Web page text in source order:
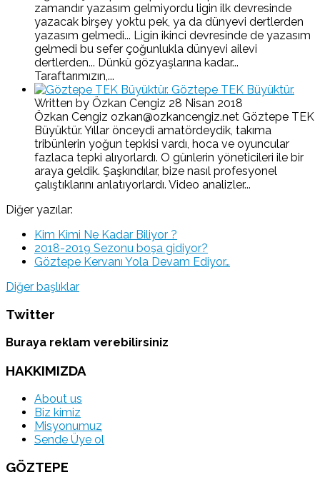
zamandır yazasım gelmiyordu ligin ilk devresinde
yazacak birşey yoktu pek, ya da dünyevi dertlerden
yazasım gelmedi... Ligin ikinci devresinde de yazasım
gelmedi bu sefer çoğunlukla dünyevi ailevi
dertlerden... Dünkü gözyaşlarına kadar...
Taraftarımızın,...
Göztepe TEK Büyüktür.
Written by Özkan Cengiz 28 Nisan 2018
Özkan Cengiz ozkan@ozkancengiz.net Göztepe TEK
Büyüktür. Yıllar önceydi amatördeydik, takıma
tribünlerin yoğun tepkisi vardı, hoca ve oyuncular
fazlaca tepki alıyorlardı. O günlerin yöneticileri ile bir
araya geldik. Şaşkındılar, bize nasıl profesyonel
çalıştıklarını anlatıyorlardı. Video analizler...
Diğer yazılar:
Kim Kimi Ne Kadar Biliyor ?
2018-2019 Sezonu boşa gidiyor?
Göztepe Kervanı Yola Devam Ediyor…
Diğer başlıklar
Twitter
Buraya reklam verebilirsiniz
HAKKIMIZDA
About us
Biz kimiz
Misyonumuz
Sende Üye ol
GÖZTEPE